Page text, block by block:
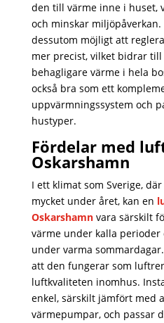
den till värme inne i huset,
och minskar
dessutom möjligt att
mer precist, vilket bidrar
behagligare värme i hela
också bra som ett
uppvärmningssystem och
hustyper.
Fördelar med
Oskarshamn
I ett klimat som Sverige,
mycket under året, kan en
Oskarshamnvara särskilt
värme under kalla perioder
under varma
att den fungerar som
luftkvaliteten inomhus.
enkel, särskilt jämfört med
värmepumpar, och passar